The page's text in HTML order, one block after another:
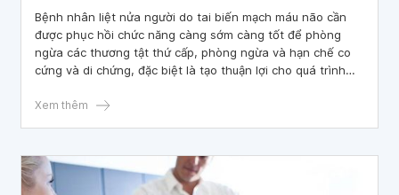
Bệnh nhân liệt nửa người do tai biến mạch máu não cần
được phục hồi chức năng càng sớm càng tốt để phòng
ngừa các thương tật thứ cấp, phòng ngừa và hạn chế co
cứng và di chứng, đặc biệt là tạo thuận lợi cho quá trình
Xem thêm